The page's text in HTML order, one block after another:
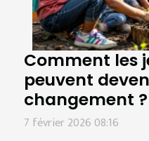
Comment les
peuvent
changement ?
7 février 2026 08:16